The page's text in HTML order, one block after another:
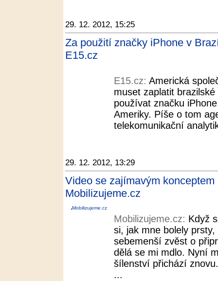
29. 12. 2012, 15:25
Za použití značky iPhone v
E15.cz
E15.cz: Americká
muset zaplatit
používat značku
Ameriky. Píše o tom
telekomunikační
29. 12. 2012, 13:29
Video se zajímavým
Mobilizujeme.cz
Mobilizujeme.cz
Mobilizujeme.cz: Když
si, jak mne bolely
sebemenší zvěst o
dělá se mi mdlo. Nyní
šílenství přichází
...